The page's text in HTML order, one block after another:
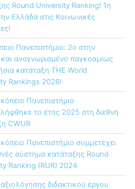
Round University Ranking! 1η
Ελλάδα στις Κοινωνικές
Πανεπιστήμιο: 2ο στην
αναγνωρισμένο παγκοσμίως
κατάταξη THE World
Rankings 2026!
Πανεπιστήμιο
το έτος 2025 στη διεθνή
CWUR
Πανεπιστήμιο συμμετέχει
σύστημα κατάταξης Round
Ranking (RUR) 2024
διδακτικού έργου